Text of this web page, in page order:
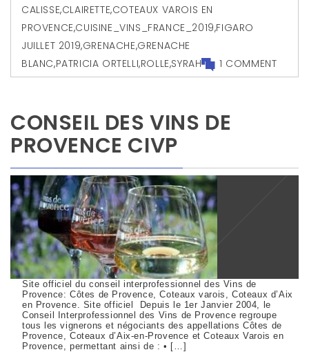
CALISSE,CLAIRETTE,COTEAUX VAROIS EN
PROVENCE,CUISINE_VINS_FRANCE_2019,FIGARO
JUILLET 2019,GRENACHE,GRENACHE
BLANC,PATRICIA ORTELLI,ROLLE,SYRAH 1 COMMENT
CONSEIL DES VINS DE
PROVENCE CIVP
Site officiel du conseil interprofessionnel des Vins de
Provence: Côtes de Provence, Coteaux varois, Coteaux d’Aix
en Provence. Site officiel Depuis le 1er Janvier 2004, le
Conseil Interprofessionnel des Vins de Provence regroupe
tous les vignerons et négociants des appellations Côtes de
Provence, Coteaux d’Aix-en-Provence et Coteaux Varois en
Provence, permettant ainsi de : • […]